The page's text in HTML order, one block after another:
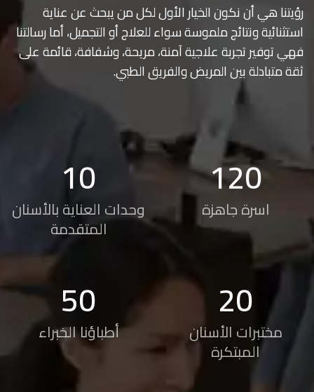
رؤيتنا هي أن نكون الخيار الأول لكل من يبحث عن عناية
استثنائية ونتائج ملموسة سواء للعلاج أو التجميل، أما رسالتنا
فهي توفير تجربة علاجية آمنة، مريحة، وشفافة، قائمة على
ثقة متبادلة بين المريض والفريق الطبي.
120
اسرة جاهزة
10
وحدات العناية بالأسنان
المتقدمة
50
أطباؤنا الخبراء
20
مختبرات الأسنان
المبتكرة